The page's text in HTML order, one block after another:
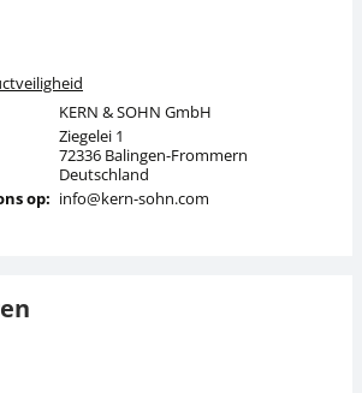
KERN & SOHN GmbH
Ziegelei 1
72336 Balingen-Frommern
Deutschland
op: info@kern-sohn.com